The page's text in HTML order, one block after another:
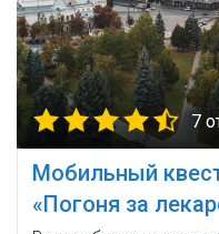
7
Мобильный
«Погоня за